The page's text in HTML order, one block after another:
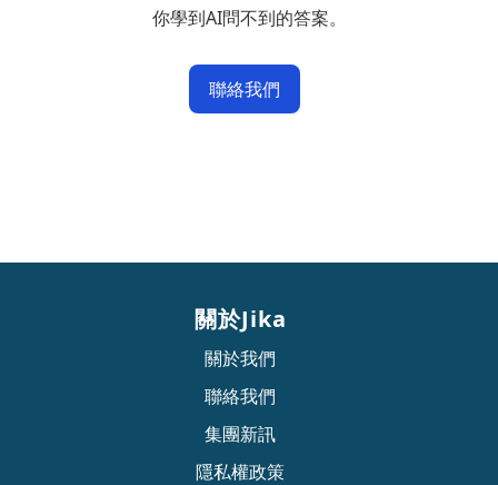
你學到AI問不到的答案。
聯絡我們
關於Jika
關於我們
聯絡我們
集團新訊
隱私權政策